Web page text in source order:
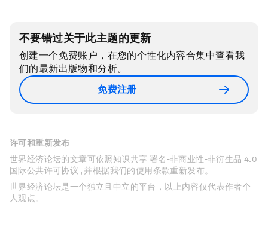
不要错过关于此主题的更新
创建一个免费账户，在您的个性化内容合集中查看我
们的最新出版物和分析。
免费注册
许可和重新发布
世界经济论坛的文章可依照知识共享 署名-非商业性-非衍生品 4.0
国际公共许可协议 , 并根据我们的使用条款重新发布。
世界经济论坛是一个独立且中立的平台，以上内容仅代表作者个
人观点。